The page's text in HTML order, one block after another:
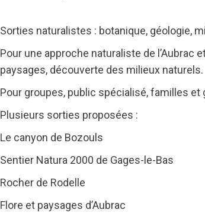
Sorties naturalistes : botanique, géologie,
Pour une approche naturaliste de l’Aubrac
paysages, découverte des milieux naturels.
Pour groupes, public spécialisé, familles et
Plusieurs sorties proposées :
Le canyon de Bozouls
Sentier Natura 2000 de Gages-le-Bas
Rocher de Rodelle
Flore et paysages d’Aubrac